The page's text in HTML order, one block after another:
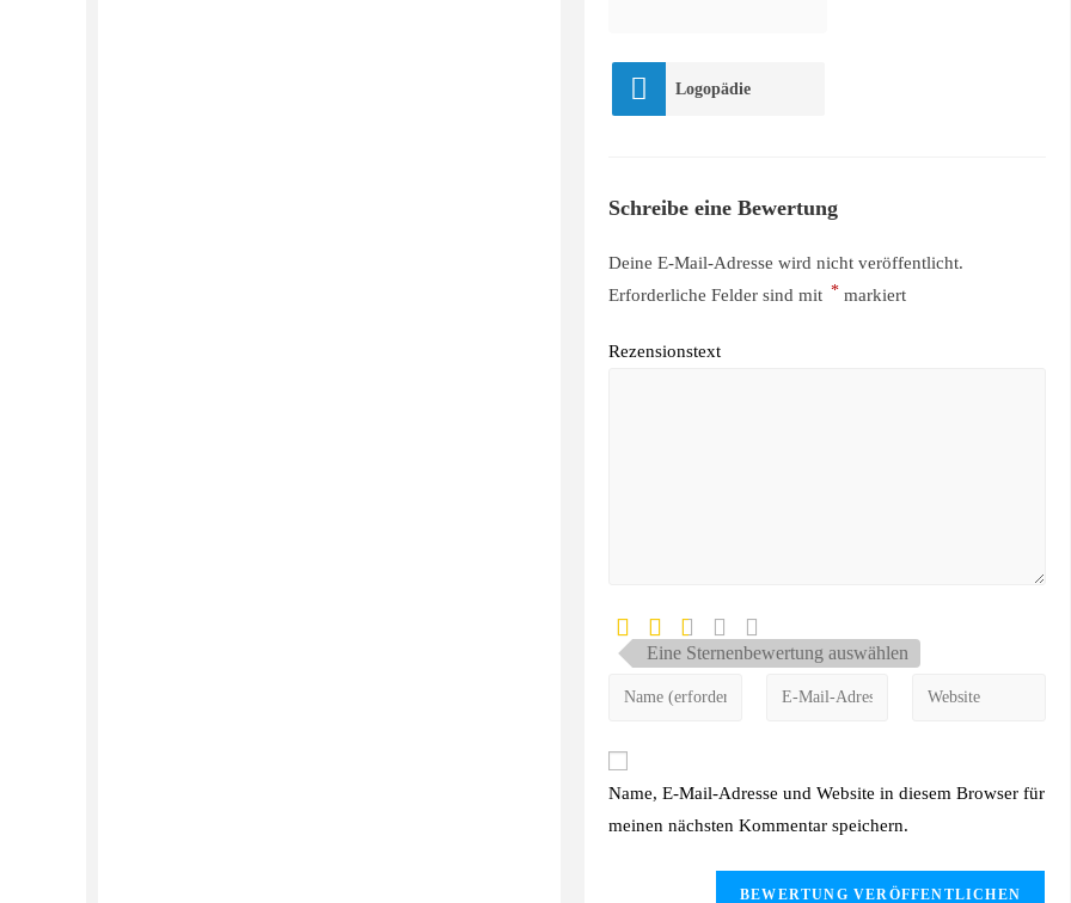
Logopädie
Schreibe eine Bewertung
Deine E-Mail-Adresse wird nicht veröffentlicht.
Erforderliche Felder sind mit *markiert
Rezensionstext
Eine Sternenbewertung auswählen
Name, E-Mail-Adresse und Website in diesem Browser für
meinen nächsten Kommentar speichern.